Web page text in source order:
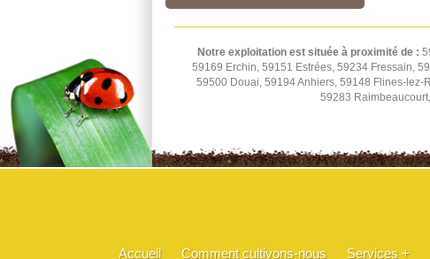
Notre exploitation est située à proximité de :
59169 Erchin, 59151 Estrées, 59234 Fressain,
59500 Douai, 59194 Anhiers, 59148 Flines-lez-
59283
Accueil Comment cultivons-nous Services +